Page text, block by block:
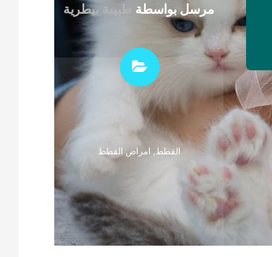
مرسل بواسطة طبيبة بيطرية
القطط امراض القطط